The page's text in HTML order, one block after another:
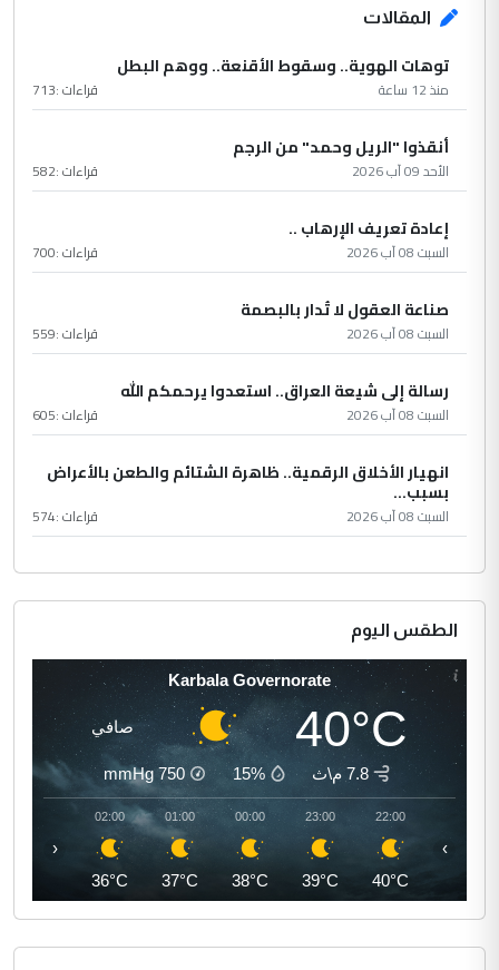
المقالات
توهات الهوية.. وسقوط الأقنعة.. ووهم البطل
منذ 12 ساعة قراءات :713
أنقذوا "الريل وحمد" من الرجم
الأحد 09 آب 2026 قراءات :582
إعادة تعريف الإرهاب ..
السبت 08 آب 2026 قراءات :700
صناعة العقول لا تُدار بالبصمة
السبت 08 آب 2026 قراءات :559
رسالة إلى شيعة العراق.. استعدوا يرحمكم الله
السبت 08 آب 2026 قراءات :605
انهيار الأخلاق الرقمية.. ظاهرة الشتائم والطعن بالأعراض
بسبب...
السبت 08 آب 2026 قراءات :574
الطقس اليوم
Karbala Governorate
40°C صافي
7.8 م\ث 15%
750
mmHg
22:00
40°C
23:00
39°C
00:00
38°C
01:00
37°C
02:00
36°C
‹ ›